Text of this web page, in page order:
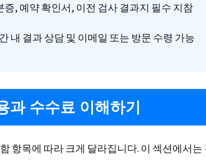
증, 예약 확인서, 이전 검사 결과지 필수 지참
내 결과 상담 및 이메일 또는 방문 수령 가능
과 수수료 이해하기
항목에 따라 크게 달라집니다. 이 섹션에서는